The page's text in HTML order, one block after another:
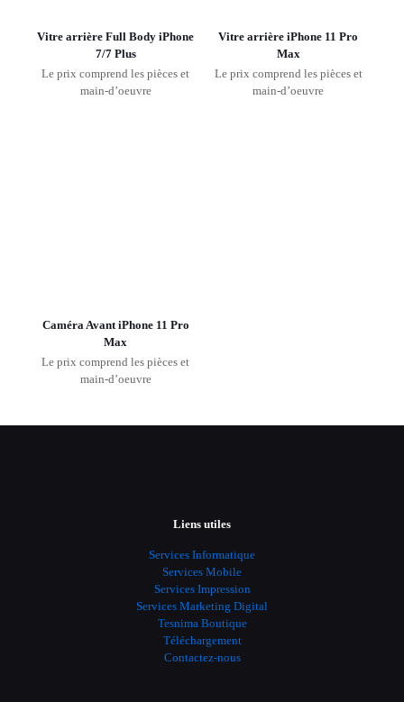
Vitre arrière Full Body iPhone
7/7 Plus
Le prix comprend les pièces et
main-d’oeuvre
Vitre arrière iPhone 11 Pro
Max
Le prix comprend les pièces et
main-d’oeuvre
Caméra Avant iPhone 11 Pro
Max
Le prix comprend les pièces et
main-d’oeuvre
Liens utiles
Services Informatique
Services Mobile
Services Impression
Services Marketing Digital
Tesnima Boutique
Téléchargement
Contactez-nous